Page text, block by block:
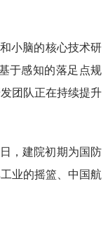
小脑的核心技术研
于感知的落足点规
团队正在持续提升
，建院初期为国防
业的摇篮、中国航